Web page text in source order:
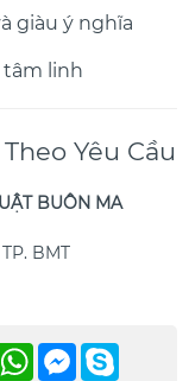
giàu ý nghĩa
linh
Yêu Cầu
BUÔN MA
BMT
WhatsApp
Messenger
Skype